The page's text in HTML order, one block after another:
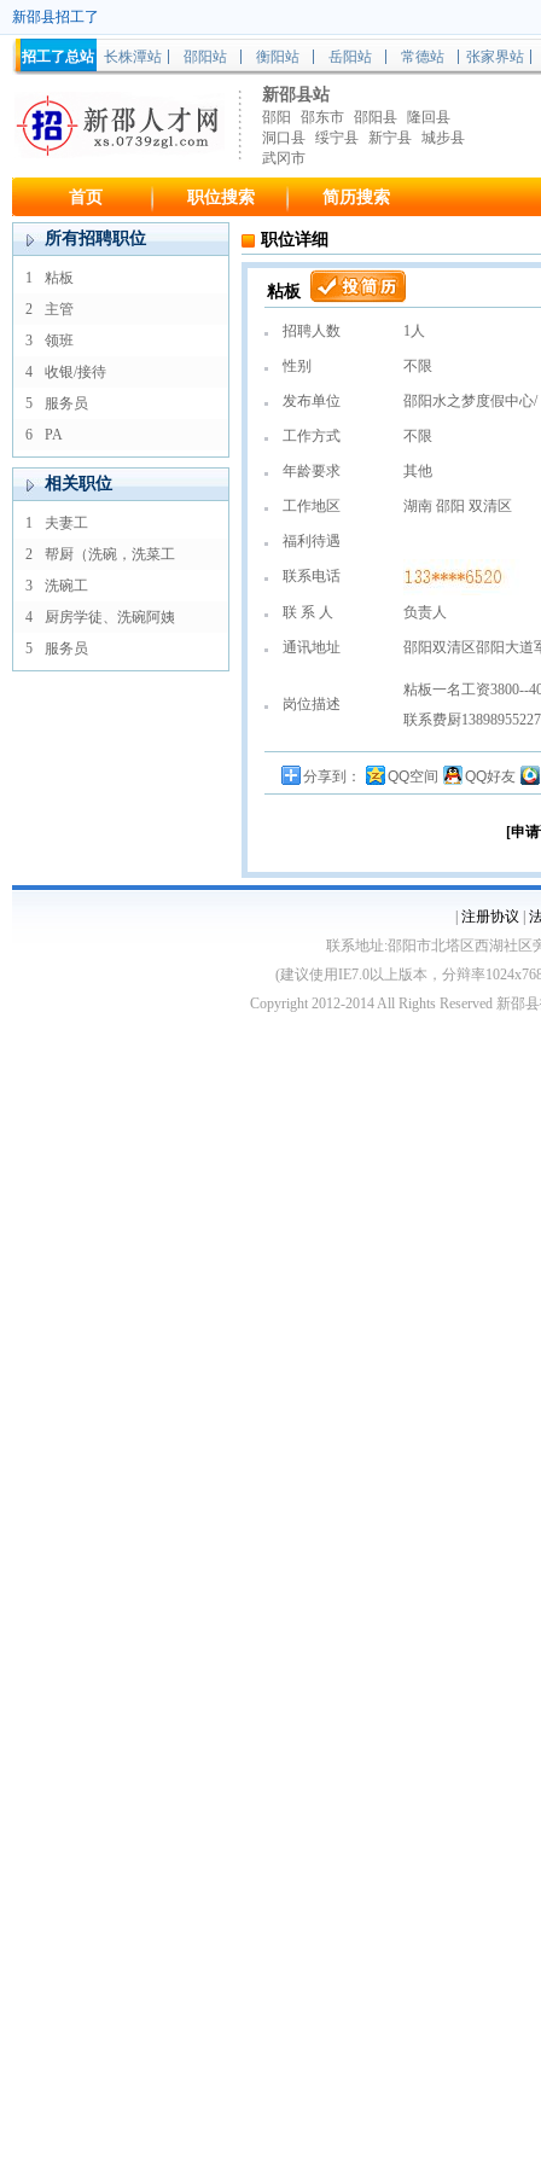
新邵县招工了
招工了总站 长株潭站 邵阳站 衡阳站 岳阳站 常德站 张家界站
新邵县站
邵阳 邵东市 邵阳县
隆回县
洞口县 绥宁县 新宁县 城步县
武冈市
首页 职位搜索 简历搜索
所有招聘职位
1
粘板
2
主管
3
领班
4
收银/接待
5
服务员
6
PA
相关职位
1
夫妻工
2
帮厨（洗碗，洗菜工
3
洗碗工
4
厨房学徒、洗碗阿姨
5
服务员
职位详细
粘板
招聘人数 1人
性别 不限
发布单位 邵阳水之梦度假中心
工作方式 不限
年龄要求 其他
工作地区 湖南 邵阳 双清区
福利待遇
联系电话
联 系 人 负责人
通讯地址 邵阳双清区邵阳大道
岗位描述
粘板一名工资3800--
联系费厨
分享到： QQ空间 QQ好友
[申
注册协议
联系地址:邵阳市北塔区西湖社区
(建议使用IE7.0以上版本，分辩率
Copyright 2012-2014 All Rights Reserved 新